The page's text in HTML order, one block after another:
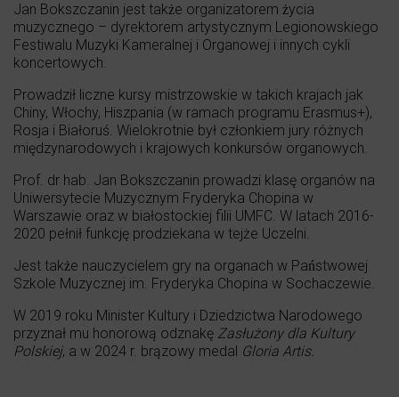
Jan Bokszczanin jest także organizatorem życia
muzycznego – dyrektorem artystycznym Legionowskiego
Festiwalu Muzyki Kameralnej i Organowej i innych cykli
koncertowych.
Prowadził liczne kursy mistrzowskie w takich krajach jak
Chiny, Włochy, Hiszpania (w ramach programu Erasmus+),
Rosja i Białoruś. Wielokrotnie był członkiem jury różnych
międzynarodowych i krajowych konkursów organowych.
Prof. dr hab. Jan Bokszczanin prowadzi klasę organów na
Uniwersytecie Muzycznym Fryderyka Chopina w
Warszawie oraz w białostockiej filii UMFC. W latach 2016-
2020 pełnił funkcję prodziekana w tejże Uczelni.
Jest także nauczycielem gry na organach w Państwowej
Szkole Muzycznej im. Fryderyka Chopina w Sochaczewie.
W 2019 roku Minister Kultury i Dziedzictwa Narodowego
przyznał mu honorową odznakę Zasłużony dla Kultury
Polskiej, a w 2024 r. brązowy medal Gloria Artis.